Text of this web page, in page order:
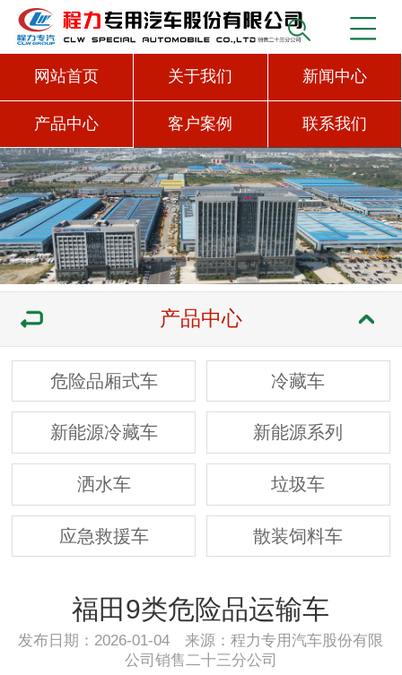
网站首页 关于我们 新闻中心
产品中心 客户案例 联系我们
产品中心
危险品厢式车 冷藏车
新能源冷藏车 新能源系列
洒水车 垃圾车
应急救援车 散装饲料车
福田9类危险品运输车
发布日期：2026-01-04 来源：程力专用汽车股份有限
公司销售二十三分公司